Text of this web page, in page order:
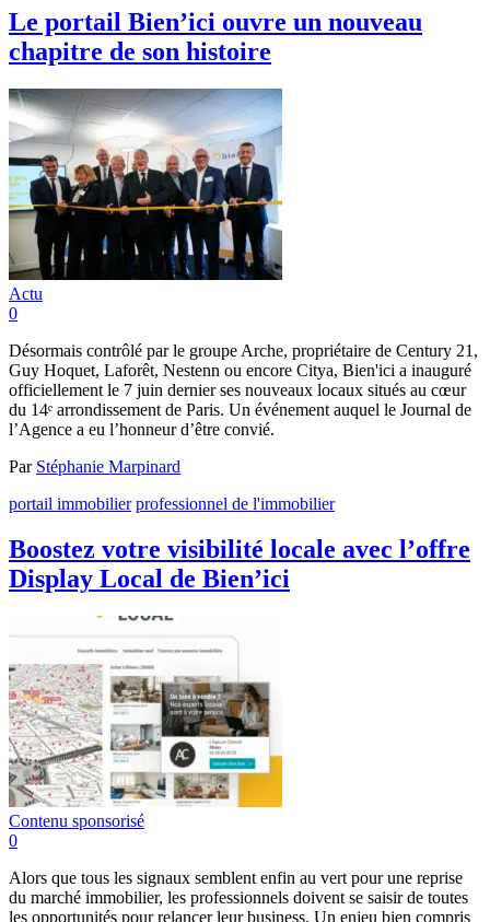
Le portail Bien’ici ouvre un nouveau
chapitre de son histoire
Actu
0
Désormais contrôlé par le groupe Arche, propriétaire de Century 21,
Guy Hoquet, Laforêt, Nestenn ou encore Citya, Bien'ici a inauguré
officiellement le 7 juin dernier ses nouveaux locaux situés au cœur
du 14ᵉ arrondissement de Paris. Un événement auquel le Journal de
l’Agence a eu l’honneur d’être convié.
Par Stéphanie Marpinard
portail immobilier professionnel de l'immobilier
Boostez votre visibilité locale avec l’offre
Display Local de Bien’ici
Contenu sponsorisé
0
Alors que tous les signaux semblent enfin au vert pour une reprise
du marché immobilier, les professionnels doivent se saisir de toutes
les opportunités pour relancer leur business. Un enjeu bien compris